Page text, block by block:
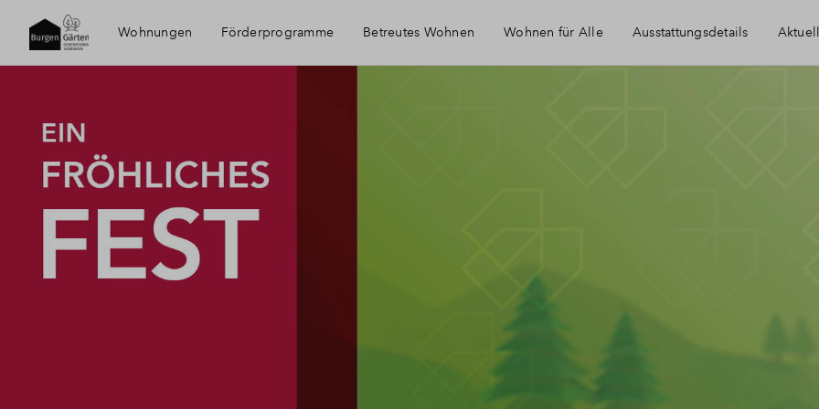
Wohnungen Förderprogramme Betreutes Wohnen Wohnen für Alle Ausstattungsdetails